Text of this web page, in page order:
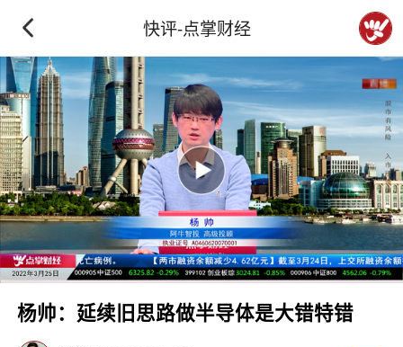
快评-点掌财经
杨帅：延续旧思路做半导体是大错特错